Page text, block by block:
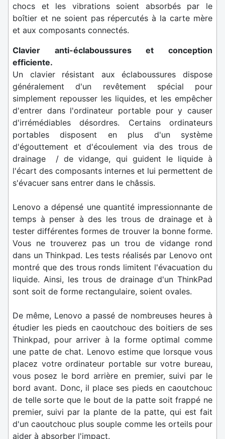
chocs et les vibrations soient absorbés par le
boîtier et ne soient pas répercutés à la carte mère
et aux composants connectés.
Clavier anti-éclaboussures et conception
efficiente.
Un clavier résistant aux éclaboussures dispose
généralement d'un revêtement spécial pour
simplement repousser les liquides, et les empêcher
d'entrer dans l'ordinateur portable pour y causer
d'irrémédiables désordres. Certains ordinateurs
portables disposent en plus d'un système
d'égouttement et d'écoulement via des trous de
drainage / de vidange, qui guident le liquide à
l'écart des composants internes et lui permettent de
s'évacuer sans entrer dans le châssis.
Lenovo a dépensé une quantité impressionnante de
temps à penser à des les trous de drainage et à
tester différentes formes de trouver la bonne forme.
Vous ne trouverez pas un trou de vidange rond
dans un Thinkpad. Les tests réalisés par Lenovo ont
montré que des trous ronds limitent l'évacuation du
liquide. Ainsi, les trous de drainage d'un ThinkPad
sont soit de forme rectangulaire, soient ovales.
De même, Lenovo a passé de nombreuses heures à
étudier les pieds en caoutchouc des boitiers de ses
Thinkpad, pour arriver à la forme optimal comme
une patte de chat. Lenovo estime que lorsque vous
placez votre ordinateur portable sur votre bureau,
vous posez le bord arrière en premier, suivi par le
bord avant. Donc, il place ses pieds en caoutchouc
de telle sorte que le bout de la patte soit frappé ne
premier, suivi par la plante de la patte, qui est fait
d'un caoutchouc plus souple comme les orteils pour
aider à absorber l'impact.